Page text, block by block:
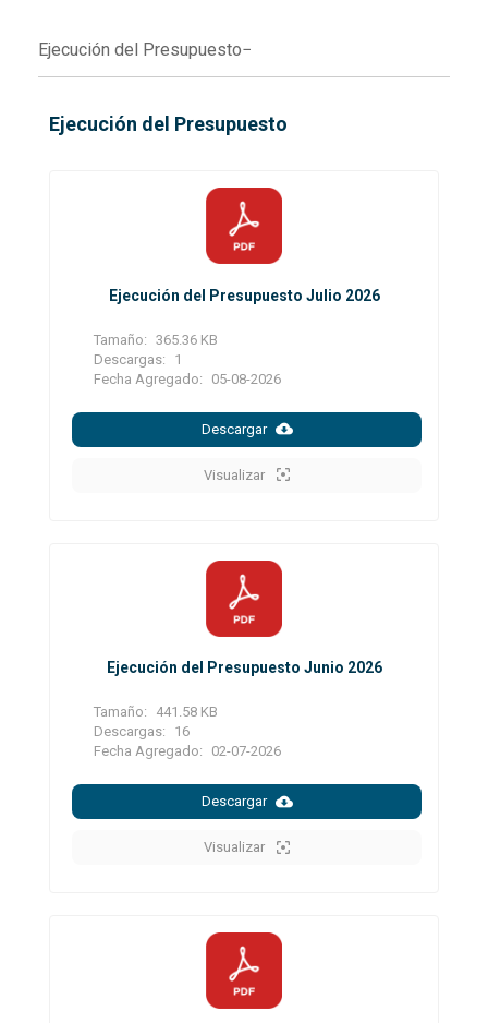
Ejecución del Presupuesto
Ejecución del Presupuesto
Ejecución del Presupuesto Julio 2026
Tamaño: 365.36 KB
Descargas:
1
Fecha Agregado:
05-08-2026
Descargar
Visualizar
Ejecución del Presupuesto Junio 2026
Tamaño:
441.58 KB
Descargas:
16
Fecha Agregado:
02-07-2026
Descargar
Visualizar